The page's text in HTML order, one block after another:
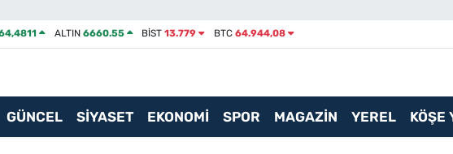
ALTIN 6660.55 BİST13.779 BTC 64.944,08
GÜNCEL SİYASET EKONOMİ SPOR MAGAZİN YEREL KÖŞE